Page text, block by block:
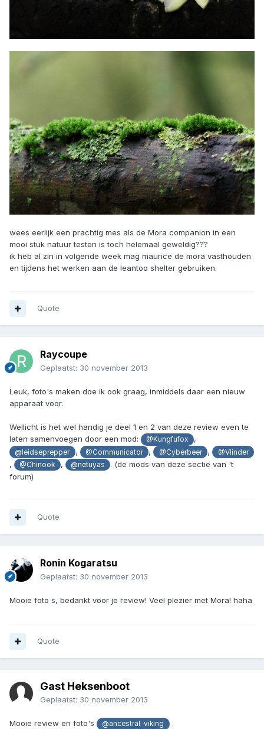
wees eerlijk een prachtig mes als de Mora companion in een
mooi stuk natuur testen is toch helemaal geweldig???
ik heb al zin in volgende week mag maurice de mora vasthouden
en tijdens het werken aan de leantoo shelter gebruiken.
Quote
Raycoupe
Geplaatst: 30 november 2013
Leuk, foto's maken doe ik ook graag, inmiddels daar een nieuw
apparaat voor.
Wellicht is het wel handig je deel 1 en 2 van deze review even te
laten samenvoegen door een mod:
@Kungfufox ,
@leidseprepper , @Communicator , @Cyberbeer , @Vlinder
, @Chinook , @netuyas
. (de mods van deze sectie van 't
forum)
Quote
Ronin Kogaratsu
Geplaatst: 30 november 2013
Mooie foto s, bedankt voor je review! Veel plezier met Mora! haha
Quote
Gast Heksenboot
Geplaatst: 30 november 2013
Mooie review en foto's @ancestral-viking
.